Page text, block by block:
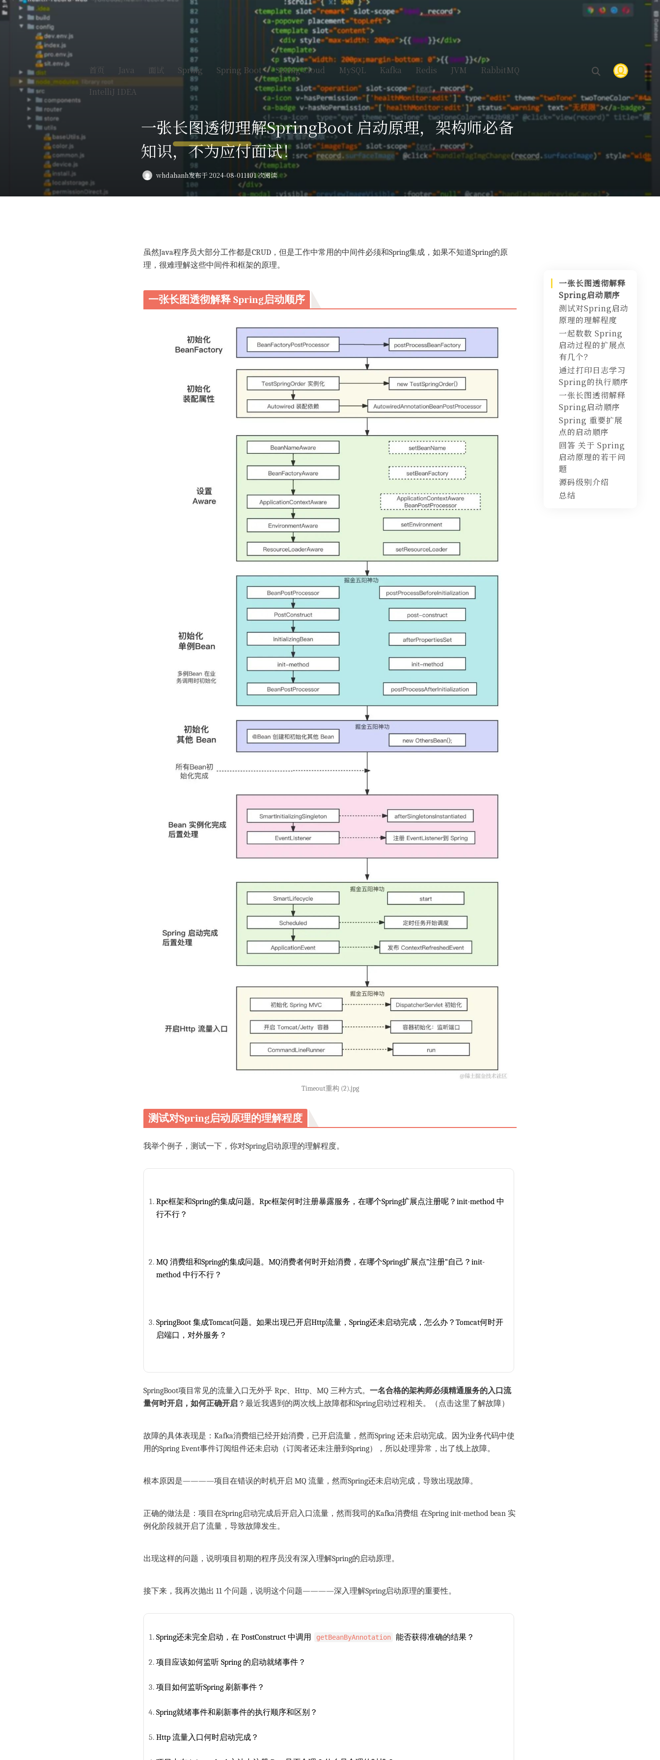
首页 Java 面试 Spring Spring Boot Spring Cloud MySQL Kafka Redis JVM
RabbitMQ
IntelliJ IDEA
一张长图透彻理解SpringBoot 启动原理，架构师必备
知识，不为应付面试！
whdahanh发布于 2024-08-011101 次阅读
虽然Java程序员大部分工作都是CRUD，但是工作中常用的中间件必须和Spring集成，如果不知道Spring的原
理，很难理解这些中间件和框架的原理。
一张长图透彻解释 Spring启动顺序
Timeout重构 (2).jpg
测试对Spring启动原理的理解程度
我举个例子，测试一下，你对Spring启动原理的理解程度。
Rpc框架和Spring的集成问题。Rpc框架何时注册暴露服务，在哪个Spring扩展点注册呢？init-method 中
行不行？
MQ 消费组和Spring的集成问题。MQ消费者何时开始消费，在哪个Spring扩展点”注册“自己？init-
method 中行不行？
SpringBoot 集成Tomcat问题。如果出现已开启Http流量，Spring还未启动完成，怎么办？Tomcat何时开
启端口，对外服务？
SpringBoot项目常见的流量入口无外乎 Rpc、Http、MQ 三种方式。 一名合格的架构师必须精通服务的入口流
量何时开启，如何正确开启 ？最近我遇到的两次线上故障都和Spring启动过程相关。（点击这里了解故障）
故障的具体表现是：Kafka消费组已经开始消费，已开启流量，然而Spring 还未启动完成。因为业务代码中使
用的Spring Event事件订阅组件还未启动（订阅者还未注册到Spring），所以处理异常，出了线上故障。
根本原因是————项目在错误的时机开启 MQ 流量，然而Spring还未启动完成，导致出现故障。
正确的做法是：项目在Spring启动完成后开启入口流量，然而我司的Kafka消费组 在Spring init-method bean 实
例化阶段就开启了流量，导致故障发生。
出现这样的问题，说明项目初期的程序员没有深入理解Spring的启动原理。
接下来，我再次抛出 11 个问题，说明这个问题————深入理解Spring启动原理的重要性。
Spring还未完全启动，在 PostConstruct 中调用 getBeanByAnnotation 能否获得准确的结果？
项目应该如何监听 Spring 的启动就绪事件？
项目如何监听Spring 刷新事件？
Spring就绪事件和刷新事件的执行顺序和区别？
Http 流量入口何时启动完成？
一张长图透彻解释
Spring启动顺序
测试对Spring启动
原理的理解程度
一起数数 Spring
启动过程的扩展点
有几个？
通过打印日志学习
Spring的执行顺序
一张长图透彻解释
Spring启动顺序
实例化和初始化
的区别
Spring 重要扩展
点的启动顺序
回答 关于 Spring
启动原理的若干问
题
源码级别介绍
SmartInitializ
总结